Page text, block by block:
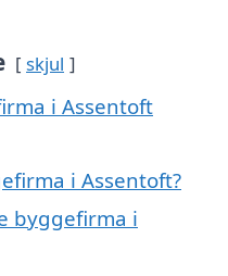
skjul
i Assentoft
i Assentoft?
byggefirma i